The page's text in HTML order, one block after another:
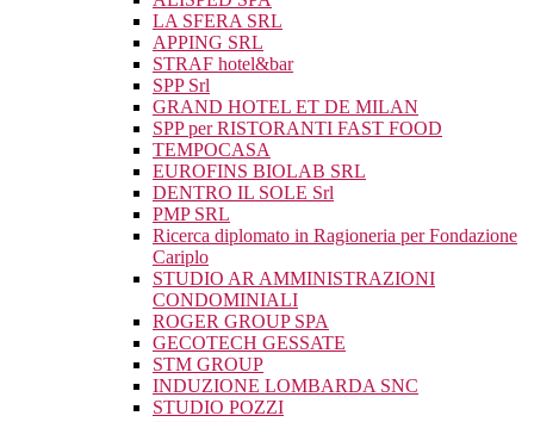
LA SFERA SRL
APPING SRL
STRAF hotel&bar
SPP Srl
GRAND HOTEL ET DE MILAN
SPP per RISTORANTI FAST FOOD
TEMPOCASA
EUROFINS BIOLAB SRL
DENTRO IL SOLE Srl
PMP SRL
Ricerca diplomato in Ragioneria per Fondazione
Cariplo
STUDIO AR AMMINISTRAZIONI
CONDOMINIALI
ROGER GROUP SPA
GECOTECH GESSATE
STM GROUP
INDUZIONE LOMBARDA SNC
STUDIO POZZI